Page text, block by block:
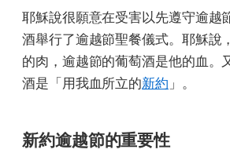
耶穌說很願意在受害以先遵守逾越
酒舉行了逾越節聖餐儀式。耶穌說
的肉，逾越節的葡萄酒是他的血。
酒是「用我血所立的新約 」。
新約逾越節的重要性